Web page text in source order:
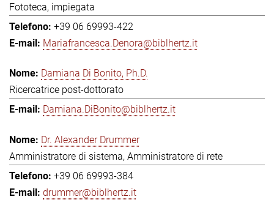
Fototeca, impiegata
+39 06 69993-422
Mariafrancesca.Denora@biblhertz.it
Damiana Di Bonito, Ph.D.
Ricercatrice post-dottorato
Damiana.DiBonito@biblhertz.it
Dr. Alexander Drummer
Amministratore di sistema, Amministratore di rete
+39 06 69993-384
drummer@biblhertz.it